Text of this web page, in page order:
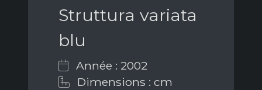
Struttura variata
blu
Année : 2002
Dimensions : cm